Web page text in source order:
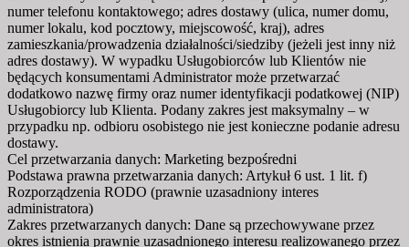
numer telefonu kontaktowego; adres dostawy (ulica, numer domu,
numer lokalu, kod pocztowy, miejscowość, kraj), adres
zamieszkania/prowadzenia działalności/siedziby (jeżeli jest inny niż
adres dostawy). W wypadku Usługobiorców lub Klientów nie
będących konsumentami Administrator może przetwarzać
dodatkowo nazwę firmy oraz numer identyfikacji podatkowej (NIP)
Usługobiorcy lub Klienta. Podany zakres jest maksymalny – w
przypadku np. odbioru osobistego nie jest konieczne podanie adresu
dostawy.
Cel przetwarzania danych: Marketing bezpośredni
Podstawa prawna przetwarzania danych: Artykuł 6 ust. 1 lit. f)
Rozporządzenia RODO (prawnie uzasadniony interes
administratora)
Zakres przetwarzanych danych: Dane są przechowywane przez
okres istnienia prawnie uzasadnionego interesu realizowanego przez